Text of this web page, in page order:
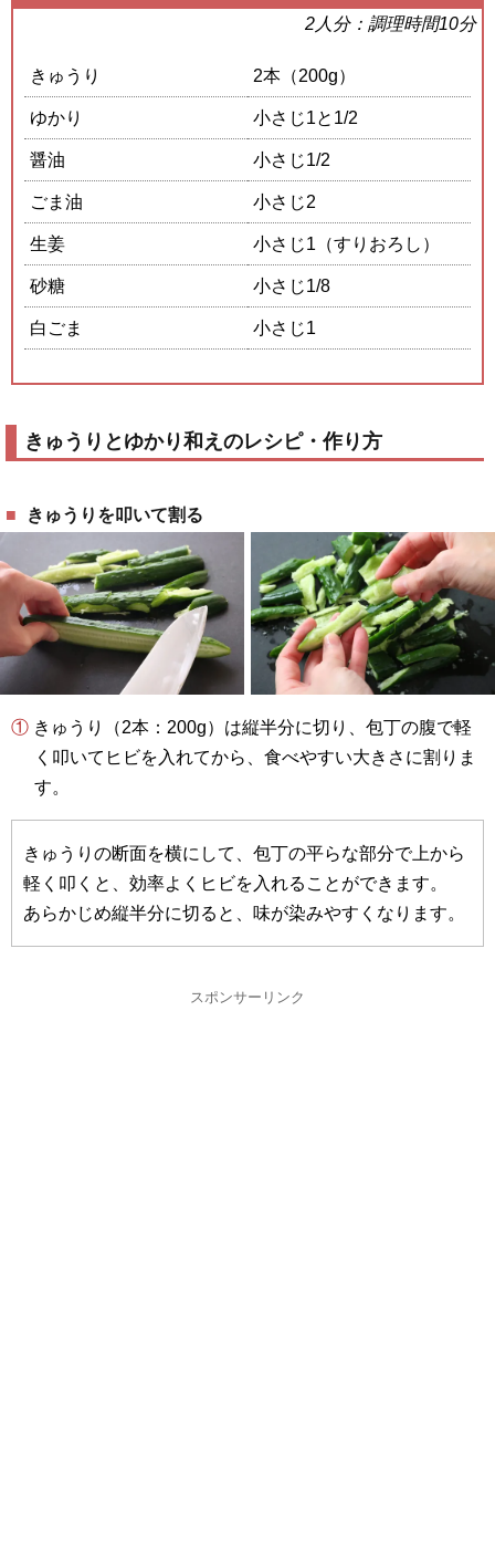
2人分：調理時間10分
きゅうり 2本（200g）
ゆかり 小さじ1と1/2
醤油 小さじ1/2
ごま油 小さじ2
生姜 小さじ1（すりおろし）
砂糖 小さじ1/8
白ごま 小さじ1
きゅうりとゆかり和えのレシピ・作り方
きゅうりを叩いて割る
① きゅうり（2本：200g）は縦半分に切り、包丁の腹で軽
く叩いてヒビを入れてから、食べやすい大きさに割りま
す。
きゅうりの断面を横にして、包丁の平らな部分で上から
軽く叩くと、効率よくヒビを入れることができます。
あらかじめ縦半分に切ると、味が染みやすくなります。
スポンサーリンク